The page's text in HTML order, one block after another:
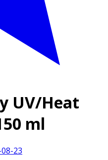
UV/Heat
ml
23